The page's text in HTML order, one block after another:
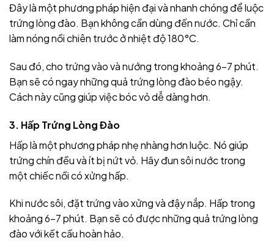
Đây là một phương pháp hiện đại và nhanh chóng để luộc
trứng lòng đào. Bạn không cần dùng đến nước. Chỉ cần
làm nóng nồi chiên trước ở nhiệt độ 180°C.
Sau đó, cho trứng vào và nướng trong khoảng 6-7 phút.
Bạn sẽ có ngay những quả trứng lòng đào béo ngậy.
Cách này cũng giúp việc bóc vỏ dễ dàng hơn.
3. Hấp Trứng Lòng Đào
Hấp là một phương pháp nhẹ nhàng hơn luộc. Nó giúp
trứng chín đều và ít bị nứt vỏ. Hãy đun sôi nước trong
một chiếc nồi có xửng hấp.
Khi nước sôi, đặt trứng vào xửng và đậy nắp. Hấp trong
khoảng 6-7 phút. Bạn sẽ có được những quả trứng lòng
đào với kết cấu hoàn hảo.